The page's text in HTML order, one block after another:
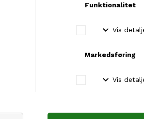
hvilket blot vil medvirke til
kvalitet